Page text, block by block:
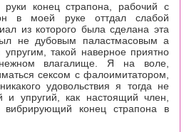
конец страпона, рабочий с
в моей руке оттдал слабой
из которого была сделана эта
не дубовым паластмасовым а
такой наверное приятно
влагалище. Я на воле,
сексом с фалоимитатором,
удовольствия я тогда не
и упругий, как настоящий член,
конец страпона в